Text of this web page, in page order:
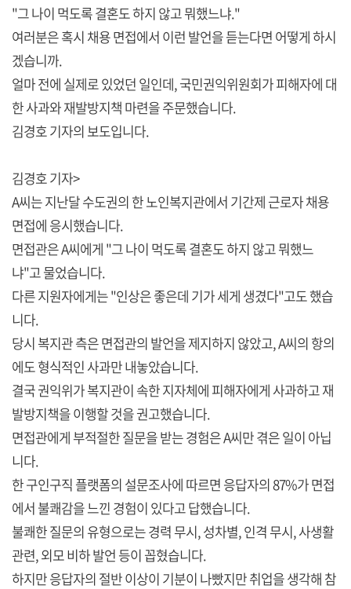
"그 나이 먹도록 결혼도 하지 않고 뭐했느냐."
여러분은 혹시 채용 면접에서 이런 발언을 듣는다면 어떻게 하시
겠습니까.
얼마 전에 실제로 있었던 일인데, 국민권익위원회가 피해자에 대
한 사과와 재발방지책 마련을 주문했습니다.
김경호 기자의 보도입니다.
김경호 기자>
A씨는 지난달 수도권의 한 노인복지관에서 기간제 근로자 채용
면접에 응시했습니다.
면접관은 A씨에게 "그 나이 먹도록 결혼도 하지 않고 뭐했느
냐"고 물었습니다.
다른 지원자에게는 "인상은 좋은데 기가 세게 생겼다"고도 했습
니다.
당시 복지관 측은 면접관의 발언을 제지하지 않았고, A씨의 항의
에도 형식적인 사과만 내놓았습니다.
결국 권익위가 복지관이 속한 지자체에 피해자에게 사과하고 재
발방지책을 이행할 것을 권고했습니다.
면접관에게 부적절한 질문을 받는 경험은 A씨만 겪은 일이 아닙
니다.
한 구인구직 플랫폼의 설문조사에 따르면 응답자의 87%가 면접
에서 불쾌감을 느낀 경험이 있다고 답했습니다.
불쾌한 질문의 유형으로는 경력 무시, 성차별, 인격 무시, 사생활
관련, 외모 비하 발언 등이 꼽혔습니다.
하지만 응답자의 절반 이상이 기분이 나빴지만 취업을 생각해 참